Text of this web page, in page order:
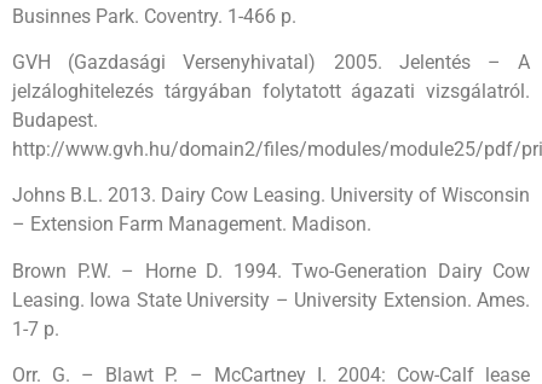
Businnes Park. Coventry. 1-466 p.
GVH (Gazdasági Versenyhivatal) 2005. Jelentés – A
jelzáloghitelezés tárgyában folytatott ágazati vizsgálatról.
Budapest.
http://www.gvh.hu/domain2/files/modules/module25/pdf/
Johns B.L. 2013. Dairy Cow Leasing. University of Wisconsin
– Extension Farm Management. Madison.
Brown P.W. – Horne D. 1994. Two-Generation Dairy Cow
Leasing. Iowa State University – University Extension. Ames.
1-7 p.
Orr. G. – Blawt P. – McCartney I. 2004: Cow-Calf lease